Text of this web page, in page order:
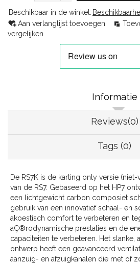
Beschikbaar in de winkel:
Aan verlanglijst toevoegen
vergelijken
Informatie
Reviews(0)
Tags (0)
De RS7K is de karting only versie
van de RS7. Gebaseerd op het HP7
een lichtgewicht carbon composiet
gebruik van een innovatief schaal- en
akoestisch comfort te verbeteren en
aÇ®rodynamische prestaties en de
capaciteiten te verbeteren. Het slanke,
ontwerp heeft een geavanceerd
aanzuig- en afzuigkanalen die met of